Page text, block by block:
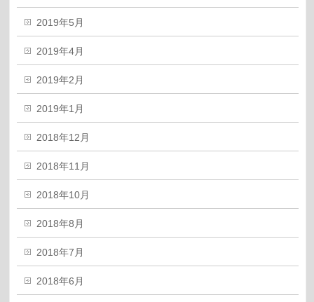
2019年5月
2019年4月
2019年2月
2019年1月
2018年12月
2018年11月
2018年10月
2018年8月
2018年7月
2018年6月